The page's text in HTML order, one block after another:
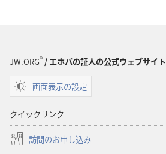
JW.ORG®/ エホバの証人の公式ウェブサイト
画面表示の設定
クイックリンク
訪問のお申し込み